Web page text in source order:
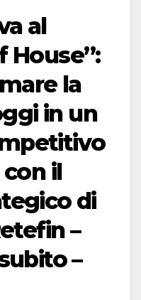
al
House”:
la
in un
il
di
–
–